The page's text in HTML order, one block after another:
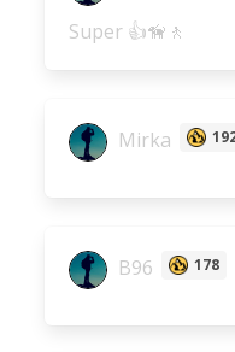
Super 👍🦮🚶
Mirka
B96 178